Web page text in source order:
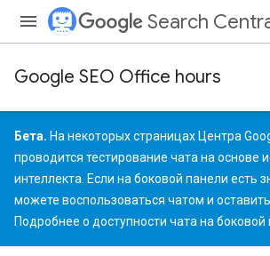
Search
Google SEO Office hours
Бета. На некоторых страницах Центра
проводится тестирование чата на основе
интеллекта. Если на боковой панели есть
можете воспользоваться чатом и
Подробнее о доступности чата на боковой